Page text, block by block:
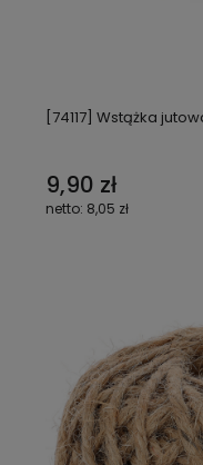
[74117] Wstążka
9,90 zł
8,05 zł